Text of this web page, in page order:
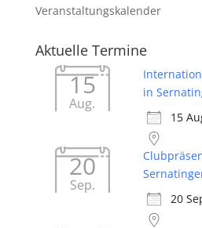
Veranstaltungskalender
Aktuelle Termine
15
Aug.
in
15
20
Sep.
20